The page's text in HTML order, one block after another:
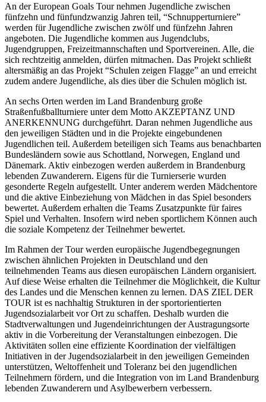
An der European Goals Tour nehmen Jugendliche zwischen
fünfzehn und fünfundzwanzig Jahren teil, “Schnupperturniere”
werden für Jugendliche zwischen zwölf und fünfzehn Jahren
angeboten. Die Jugendliche kommen aus Jugendclubs,
Jugendgruppen, Freizeitmannschaften und Sportvereinen. Alle, die
sich rechtzeitig anmelden, dürfen mitmachen. Das Projekt schließt
altersmäßig an das Projekt “Schulen zeigen Flagge” an und erreicht
zudem andere Jugendliche, als dies über die Schulen möglich ist.
An sechs Orten werden im Land Brandenburg große
Straßenfußballturniere unter dem Motto AKZEPTANZ UND
ANERKENNUNG durchgeführt. Daran nehmen Jugendliche aus
den jeweiligen Städten und in die Projekte eingebundenen
Jugendlichen teil. Außerdem beteiligen sich Teams aus benachbarten
Bundesländern sowie aus Schottland, Norwegen, England und
Dänemark. Aktiv einbezogen werden außerdem in Brandenburg
lebenden Zuwanderern. Eigens für die Turnierserie wurden
gesonderte Regeln aufgestellt. Unter anderem werden Mädchentore
und die aktive Einbeziehung von Mädchen in das Spiel besonders
bewertet. Außerdem erhalten die Teams Zusatzpunkte für faires
Spiel und Verhalten. Insofern wird neben sportlichem Können auch
die soziale Kompetenz der Teilnehmer bewertet.
Im Rahmen der Tour werden europäische Jugendbegegnungen
zwischen ähnlichen Projekten in Deutschland und den
teilnehmenden Teams aus diesen europäischen Ländern organisiert.
Auf diese Weise erhalten die Teilnehmer die Möglichkeit, die Kultur
des Landes und die Menschen kennen zu lernen. DAS ZIEL DER
TOUR ist es nachhaltig Strukturen in der sportorientierten
Jugendsozialarbeit vor Ort zu schaffen. Deshalb wurden die
Stadtverwaltungen und Jugendeinrichtungen der Austragungsorte
aktiv in die Vorbereitung der Veranstaltungen einbezogen. Die
Aktivitäten sollen eine effiziente Koordination der vielfältigen
Initiativen in der Jugendsozialarbeit in den jeweiligen Gemeinden
unterstützen, Weltoffenheit und Toleranz bei den jugendlichen
Teilnehmern fördern, und die Integration von im Land Brandenburg
lebenden Zuwanderern und Asylbewerbern verbessern.